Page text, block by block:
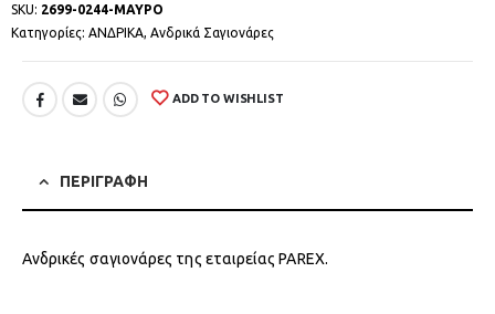
SKU: 2699-0244-ΜΑΥΡΟ
Κατηγορίες: ΑΝΔΡΙΚΑ, Ανδρικά Σαγιονάρες
ADD TO WISHLIST
ΠΕΡΙΓΡΑΦΗ
Ανδρικές σαγιονάρες της εταιρείας PAREX.